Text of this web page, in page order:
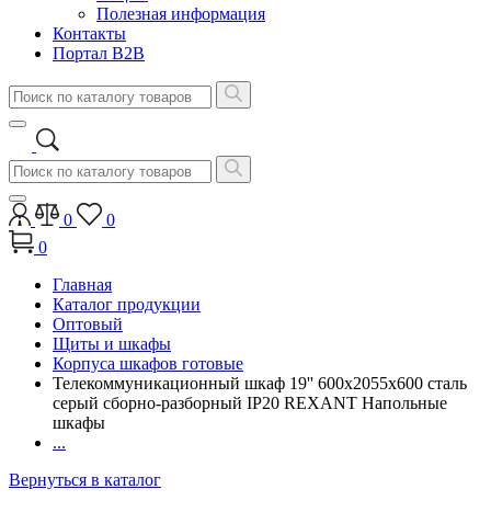
Полезная информация
Контакты
Портал B2B
0
0
0
Главная
Каталог продукции
Оптовый
Щиты и шкафы
Корпуса шкафов готовые
Телекоммуникационный шкаф 19'' 600x2055x600 сталь
серый сборно-разборный IP20 REXANT Напольные
шкафы
...
Вернуться в каталог